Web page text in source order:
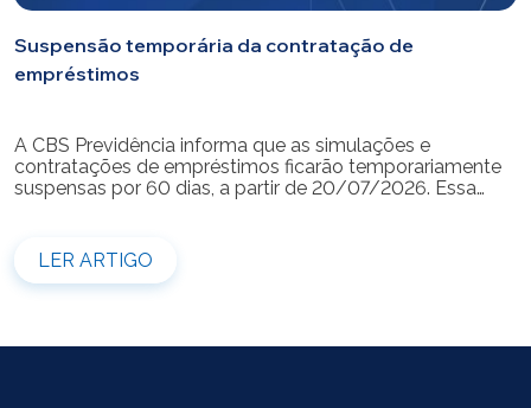
Suspensão temporária da contratação de
empréstimos
A CBS Previdência informa que as simulações e
contratações de empréstimos ficarão temporariamente
suspensas por 60 dias, a partir de 20/07/2026. Essa
realizar novas simulações ou contratar empréstimos
pelos canais disponibilizados pela CBS Previdência.
Recomendamos que os participantes que […]
LER ARTIGO